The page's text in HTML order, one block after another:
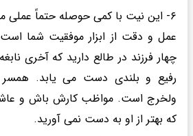
۶- این نیت با کمی حوصله حتماً
عمل و دقت از ابزار موفقیت شما
چهار فرزند در طالع دارید که آخری
رفیع و بلندی دست می یابد.
ولخرج است. مواظب کارش باش و
که بهتر از او به دست نمی آورید.